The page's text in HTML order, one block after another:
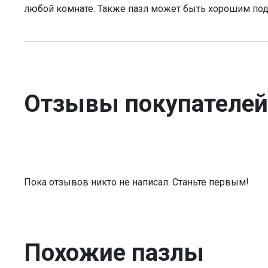
любой комнате. Также пазл может быть хорошим
Отзывы покупателей
Пока отзывов никто не написал. Станьте первым!
Похожие пазлы